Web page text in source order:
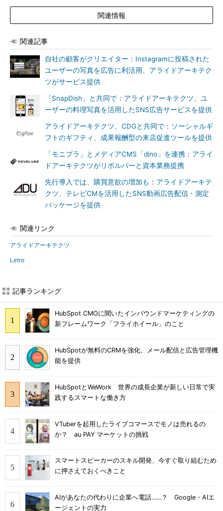
関連情報
関連記事
自社の顧客がクリエイター：Instagramに投稿された
ユーザーの写真を広告に利活用、アライドアーキテク
ツがサービス提供
「SnapDish」と共同で：アライドアーキテクツ、ユ
ーザーの料理写真を活用したSNS広告サービスを提供
アライドアーキテクツ、CDGと共同で：ソーシャルギ
フトのギフティ、成果報酬型の来店促進ツールを提供
「モニプラ」とメディアCMS「dino」を連携：アライ
ドアーキテクツがリボルバーと資本業務提携
先行導入では、購買意欲の増加も：アライドアーキテ
クツ、テレビCMを活用したSNS動画広告配信・測定
パッケージを提供
関連リンク
アライドアーキテクツ
Letro
記事ランキング
HubSpot CMOに聞いたインバウンドマーケティングの
新フレームワーク「フライホイール」のこと
HubSpotが無料のCRMを強化、メール配信と広告管理機
能を提供
HubSpotとWeWork 世界の成長企業が新しい日常で実
践するスマートな働き方
VTuberを起用したライブコマースでモノは売れるの
か？ au PAY マーケットの挑戦
スマートスピーカーのスキル開発、今すぐ取り組むため
に押さえておくべきこと
AIがあなたの代わりに企業へ電話……？ Google・AIエ
ージェントの実力